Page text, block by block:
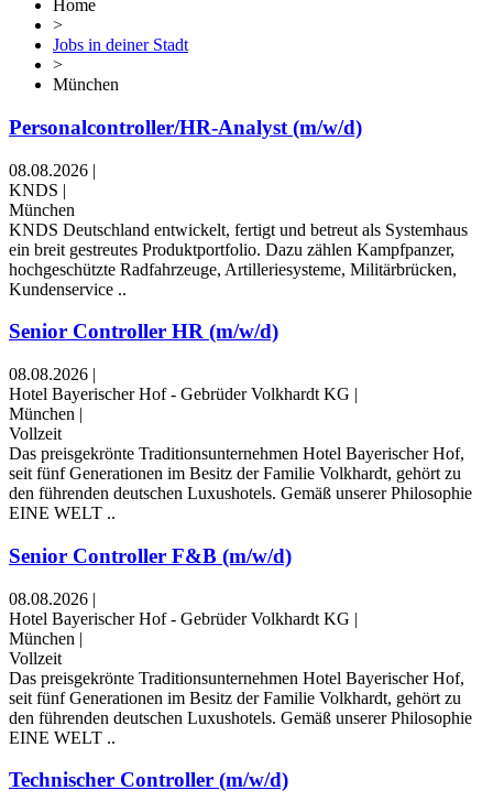
Home
>
Jobs in deiner Stadt
>
München
Personalcontroller/HR-Analyst (m/w/d)
08.08.2026 |
KNDS |
München
KNDS Deutschland entwickelt, fertigt und betreut als Systemhaus
ein breit gestreutes Produktportfolio. Dazu zählen Kampfpanzer,
hochgeschützte Radfahrzeuge, Artilleriesysteme, Militärbrücken,
Kundenservice ..
Senior Controller HR (m/w/d)
08.08.2026 |
Hotel Bayerischer Hof - Gebrüder Volkhardt KG |
München |
Vollzeit
Das preisgekrönte Traditionsunternehmen Hotel Bayerischer Hof,
seit fünf Generationen im Besitz der Familie Volkhardt, gehört zu
den führenden deutschen Luxushotels. Gemäß unserer Philosophie
EINE WELT ..
Senior Controller F&B (m/w/d)
08.08.2026 |
Hotel Bayerischer Hof - Gebrüder Volkhardt KG |
München |
Vollzeit
Das preisgekrönte Traditionsunternehmen Hotel Bayerischer Hof,
seit fünf Generationen im Besitz der Familie Volkhardt, gehört zu
den führenden deutschen Luxushotels. Gemäß unserer Philosophie
EINE WELT ..
Technischer Controller (m/w/d)